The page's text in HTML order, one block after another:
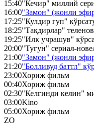
15:40"Кечир" миллий
16:00"Замон" (жонли
17:25"Кулдир гуп"
18:25"Тақдирлар"
19:25"Илк учрашув"
20:00"Тугун" сериал-
21:00"Замон" (жонли
21:20"Болливуд баттл"
23:00Хориж фильм
00:40Хориж фильм
02:30"Келгинди келин"
03:00Kino
05:00Хориж фильм
ZO